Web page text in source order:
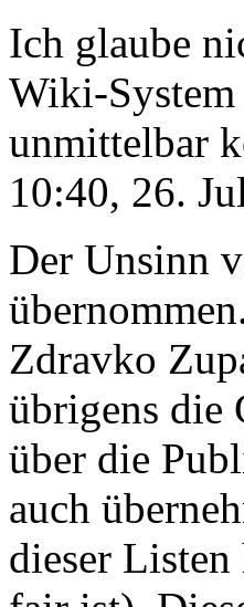
Ich glaube
Wiki-System
unmittelbar
10:40, 26.
Der Unsinn
Zdravko
übrigens die
über die
auch
dieser